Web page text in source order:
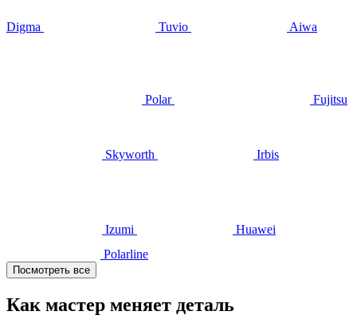
Digma Tuvio Aiwa
Polar Fujitsu
Skyworth Irbis
Izumi
Huawei
Polarline
Посмотреть все
Как мастер меняет деталь